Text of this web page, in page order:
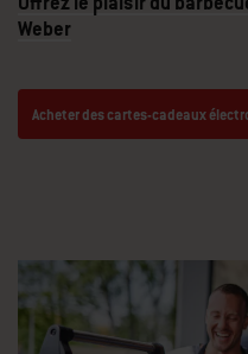
Offrez le plaisir du
Acheter des cartes-cadeaux